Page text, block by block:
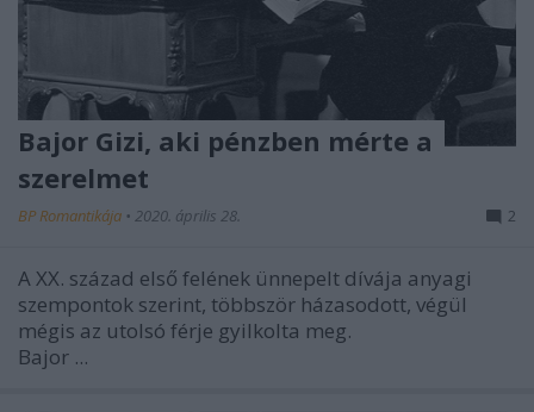
Bajor Gizi, aki pénzben mérte a
szerelmet
BP Romantikája • 2020. április 28. 2
A XX. század első felének ünnepelt dívája anyagi
szempontok szerint, többször házasodott, végül
mégis az utolsó férje gyilkolta meg.
Bajor ...